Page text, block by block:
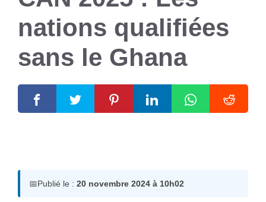
nations qualifiées
sans le Ghana
📅Publié le : 20 novembre 2024 à 10h02